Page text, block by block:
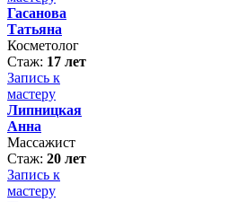
Гасанова
Татьяна
Косметолог
Стаж: 17 лет
Запись к
мастеру
Липницкая
Анна
Массажист
Стаж: 20 лет
Запись к
мастеру